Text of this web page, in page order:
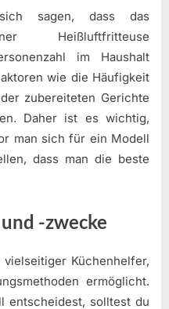
sich sagen, dass das
Heißluftfritteuse
im Haushalt
wie die Häufigkeit
zubereiteten Gerichte
Daher ist es wichtig,
man sich für ein Modell
dass man die beste
-zwecke
Küchenhelfer,
ermöglicht.
entscheidest, solltest du